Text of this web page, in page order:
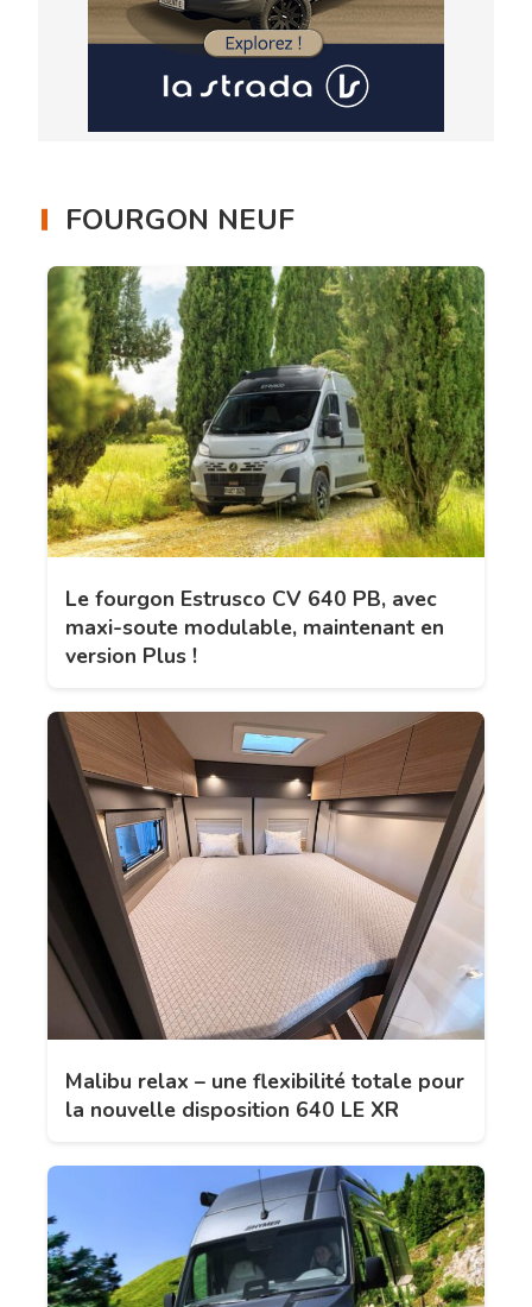
FOURGON NEUF
Le fourgon Estrusco CV 640 PB, avec
maxi-soute modulable, maintenant en
version Plus !
Malibu relax – une flexibilité totale pour
la nouvelle disposition 640 LE XR